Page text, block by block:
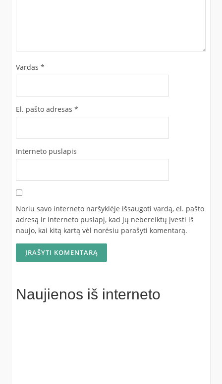
Vardas *
El. pašto adresas *
Interneto puslapis
Noriu savo interneto naršyklėje išsaugoti vardą, el. pašto
adresą ir interneto puslapį, kad jų nebereiktų įvesti iš
naujo, kai kitą kartą vėl norėsiu parašyti komentarą.
Naujienos iš interneto